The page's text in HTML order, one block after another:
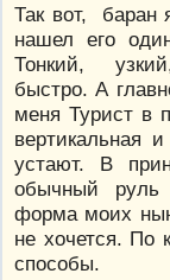
Так вот, баран
нашел его
Тонкий,
быстро. А
меня Турист в
вертикальная
устают. В
обычный руль
форма моих
не хочется. По
способы.